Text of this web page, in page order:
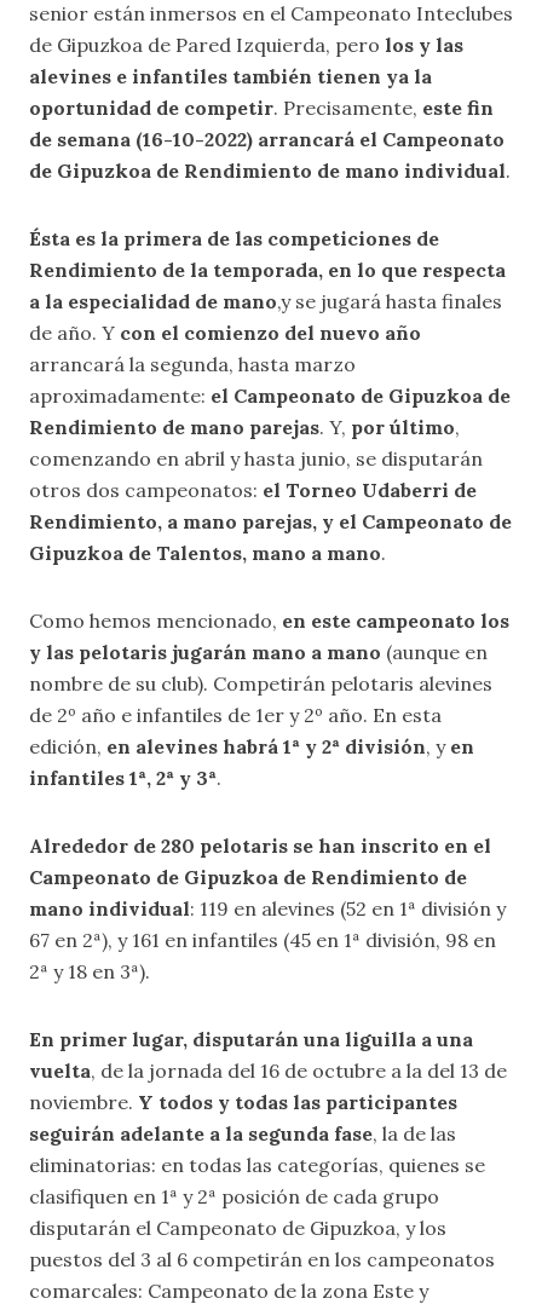
senior están inmersos en el Campeonato Inteclubes
de Gipuzkoa de Pared Izquierda, pero los y las
alevines e infantiles también tienen ya la
oportunidad de competir. Precisamente, este fin
de semana (16-10-2022) arrancará el Campeonato
de Gipuzkoa de Rendimiento de mano individual.
Ésta es la primera de las competiciones de
Rendimiento de la temporada, en lo que respecta
a la especialidad de mano,y se jugará hasta finales
de año. Y con el comienzo del nuevo año
arrancará la segunda, hasta marzo
aproximadamente: el Campeonato de Gipuzkoa de
Rendimiento de mano parejas. Y, por último,
comenzando en abril y hasta junio, se disputarán
otros dos campeonatos: el Torneo Udaberri de
Rendimiento, a mano parejas, y el Campeonato de
Gipuzkoa de Talentos, mano a mano.
Como hemos mencionado, en este campeonato los
y las pelotaris jugarán mano a mano (aunque en
nombre de su club). Competirán pelotaris alevines
de 2º año e infantiles de 1er y 2º año. En esta
edición, en alevines habrá 1ª y 2ª división, y en
infantiles 1ª, 2ª y 3ª.
Alrededor de 280 pelotaris se han inscrito en el
Campeonato de Gipuzkoa de Rendimiento de
mano individual: 119 en alevines (52 en 1ª división y
67 en 2ª), y 161 en infantiles (45 en 1ª división, 98 en
2ª y 18 en 3ª).
En primer lugar, disputarán una liguilla a una
vuelta, de la jornada del 16 de octubre a la del 13 de
noviembre. Y todos y todas las participantes
seguirán adelante a la segunda fase, la de las
eliminatorias: en todas las categorías, quienes se
clasifiquen en 1ª y 2ª posición de cada grupo
disputarán el Campeonato de Gipuzkoa, y los
puestos del 3 al 6 competirán en los campeonatos
comarcales: Campeonato de la zona Este y